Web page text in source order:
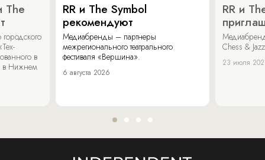
The
в
в Нижнем
RR и The Symbol
рекомендуют
Медиабренды – партнеры
межрегионального театрального
фестиваля «Вершина».
6 августа 2026
RR и
Chess &
23 июля